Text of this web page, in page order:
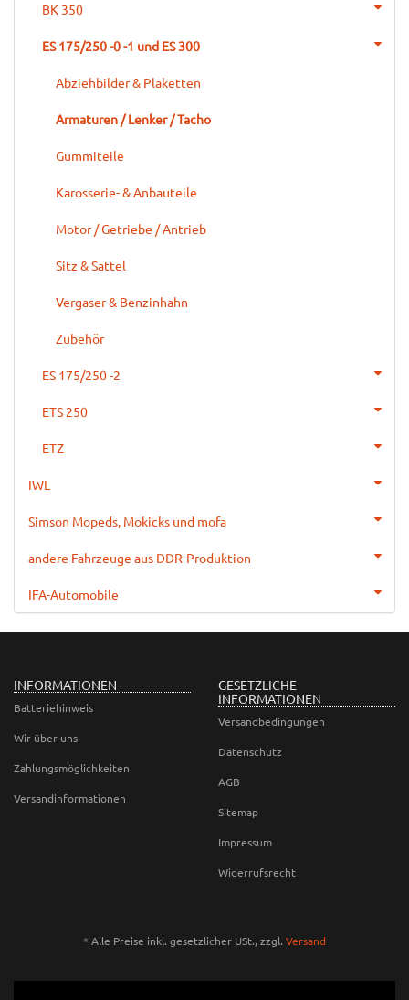
BK 350
ES 175/250 -0 -1 und ES 300
Abziehbilder & Plaketten
Armaturen / Lenker / Tacho
Gummiteile
Karosserie- & Anbauteile
Motor / Getriebe / Antrieb
Sitz & Sattel
Vergaser & Benzinhahn
Zubehör
ES 175/250 -2
ETS 250
ETZ
IWL
Simson Mopeds, Mokicks und mofa
andere Fahrzeuge aus DDR-Produktion
IFA-Automobile
INFORMATIONEN
Batteriehinweis
Wir über uns
Zahlungsmöglichkeiten
Versandinformationen
GESETZLICHE
INFORMATIONEN
Versandbedingungen
Datenschutz
AGB
Sitemap
Impressum
Widerrufsrecht
* Alle Preise inkl. gesetzlicher USt., zzgl. Versand